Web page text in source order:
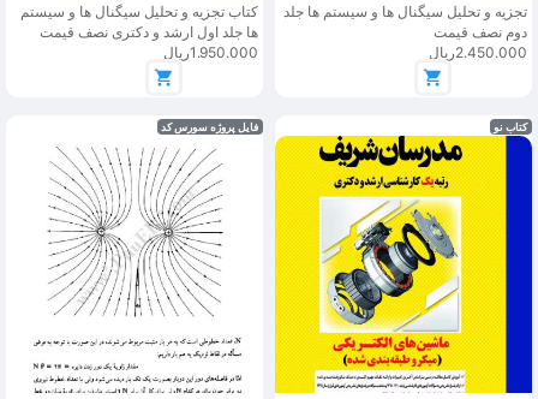
تجزیه و تحلیل سیگنال ها و سیستم ها جلد
دوم نصف قیمت
2.450.000ریال
کتاب تجزیه و تحلیل سیگنال ها و سیستم
ها جلد اول ارشد و دکتری نصف قیمت
1.950.000ریال
کتاب نو فایل پروژه سورس کد